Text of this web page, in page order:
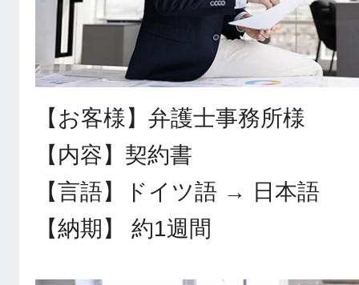
【お客様】弁護士事務所様
【内容】契約書
【言語】ドイツ語 → 日本語
【納期】 約1週間